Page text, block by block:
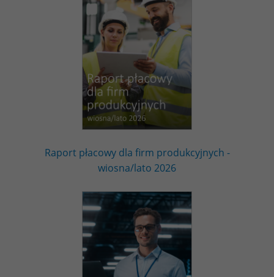
Raport płacowy dla firm produkcyjnych -
wiosna/lato 2026